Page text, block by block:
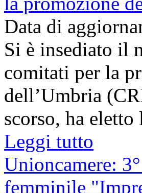
Data di
Si è insediato il
comitati per la
dell’Umbria
scorso, ha
Leggi tutto
Unioncamere:
femminile